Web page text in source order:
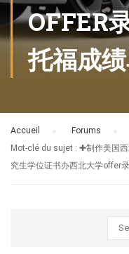
OFFER
托福成
Accueil Forums
Mot-clé du sujet : ✚制作美国
究生学位证书办西北大学offer